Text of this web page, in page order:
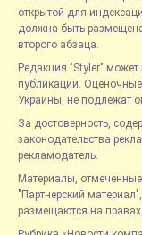
открытой для
должна быть
второго абзаца.
Редакция "Styler" может
публикаций.
Украины, не подлежат
За достоверность,
законодательства
рекламодатель.
Материалы,
"Партнерский
размещаются на